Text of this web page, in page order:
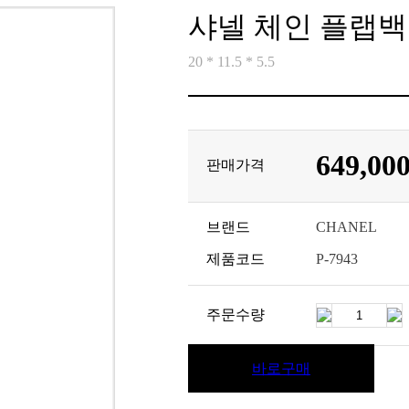
샤넬 체인 플랩백
20 * 11.5 * 5.5
판매가격
브랜드 CHANEL
제품코드 P-7943
주문수량
바로구매